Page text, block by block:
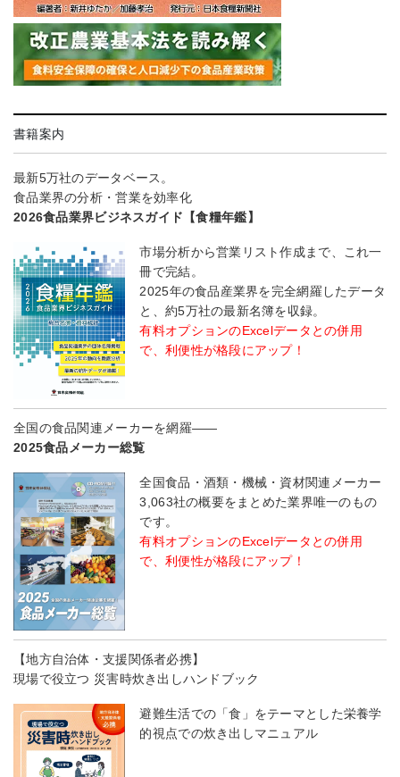
書籍案内
最新5万社のデータベース。
食品業界の分析・営業を効率化
2026食品業界ビジネスガイド【食糧年鑑】
市場分析から営業リスト作成まで、これ一
冊で完結。
2025年の食品産業界を完全網羅したデータ
と、約5万社の最新名簿を収録。
有料オプションのExcelデータとの併用
で、利便性が格段にアップ！
全国の食品関連メーカーを網羅――
2025食品メーカー総覧
全国食品・酒類・機械・資材関連メーカー
3,063社の概要をまとめた業界唯一のもの
です。
有料オプションのExcelデータとの併用
で、利便性が格段にアップ！
【地方自治体・支援関係者必携】
現場で役立つ 災害時炊き出しハンドブック
避難生活での「食」をテーマとした栄養学
的視点での炊き出しマニュアル